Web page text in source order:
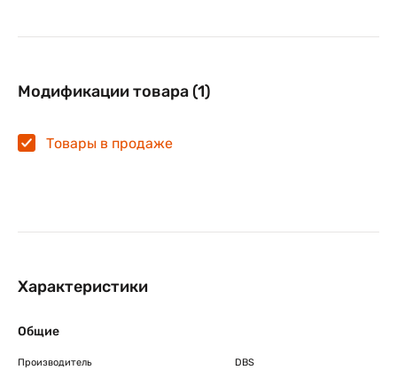
Модификации товара (1)
Товары в продаже
Характеристики
Общие
Производитель DBS